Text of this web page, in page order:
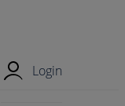
Login